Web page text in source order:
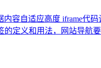
内容自适应高度 iframe代码
的定义和用法，网站导航要